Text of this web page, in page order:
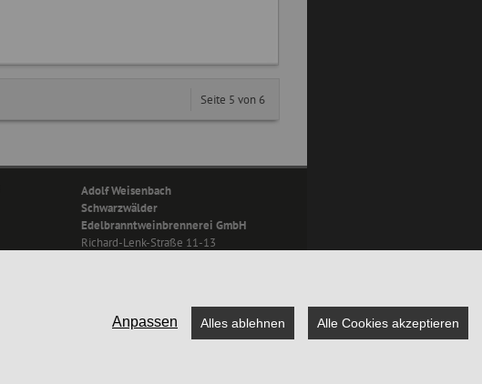
Seite 5 von 6
Adolf Weisenbach
Schwarzwälder
Edelbranntweinbrennerei GmbH
Richard-Lenk-Straße 11-13
Anpassen Alles ablehnen Alle Cookies akzeptieren